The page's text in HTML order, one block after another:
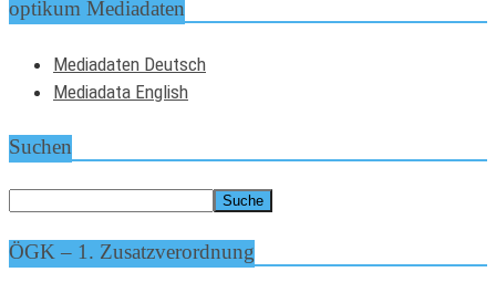
optikum Mediadaten
Mediadaten Deutsch
Mediadata English
Suchen
ÖGK – 1. Zusatzverordnung